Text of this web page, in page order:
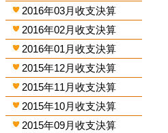
2016年03月收支決算
2016年02月收支決算
2016年01月收支決算
2015年12月收支決算
2015年11月收支決算
2015年10月收支決算
2015年09月收支決算